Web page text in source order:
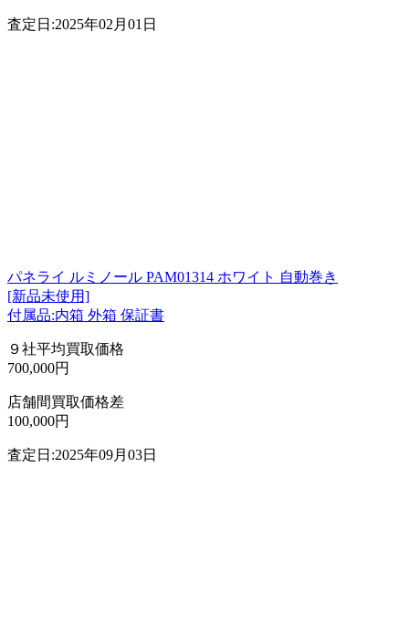
査定日:2025年02月01日
パネライ ルミノール PAM01314 ホワイト 自動巻き
[新品未使用]
付属品:内箱 外箱 保証書
９社平均買取価格
700,000円
店舗間買取価格差
100,000円
査定日:2025年09月03日